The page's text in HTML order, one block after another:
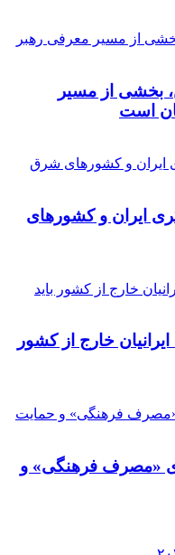
بخشی از مسیر
است
ایران و کشورهای
خارج از کشور
«مصرف فرهنگی» و